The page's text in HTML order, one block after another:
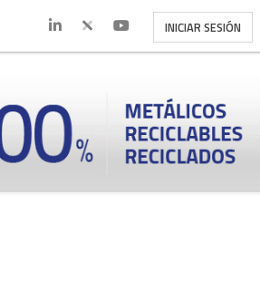
INICIAR SESIÓN